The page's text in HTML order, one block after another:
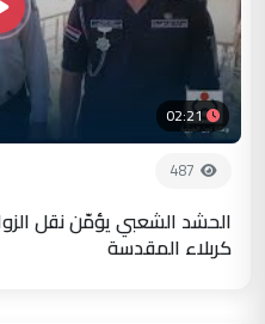
02:21
487
الحشد الشعبي يؤمّن نقل
كربلاء المقدسة